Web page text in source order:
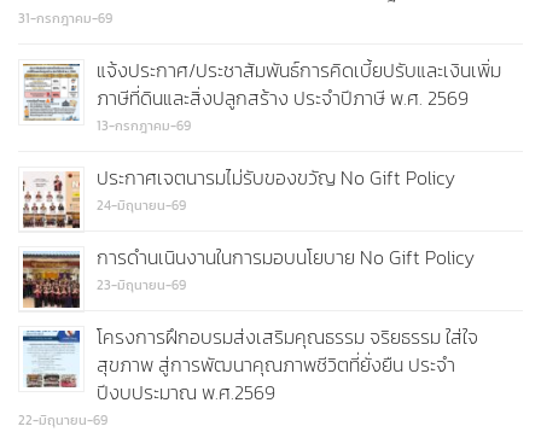
31-กรกฎาคม-69
แจ้งประกาศ/ประชาสัมพันธ์การคิดเบี้ยปรับและเงินเพิ่ม
ภาษีที่ดินและสิ่งปลูกสร้าง ประจำปีภาษี พ.ศ. 2569
13-กรกฎาคม-69
ประกาศเจตนารมไม่รับของขวัญ No Gift Policy
24-มิถุนายน-69
การดำนเนินงานในการมอบนโยบาย No Gift Policy
23-มิถุนายน-69
โครงการฝึกอบรมส่งเสริมคุณธรรม จริยธรรม ใส่ใจ
สุขภาพ สู่การพัฒนาคุณภาพชีวิตที่ยั่งยืน ประจำ
ปีงบประมาณ พ.ศ.2569
22-มิถุนายน-69